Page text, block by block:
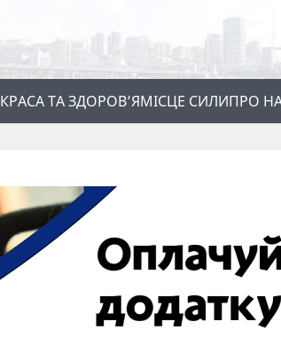
КРАСА ТА ЗДОРОВ’ЯМІСЦЕ СИЛИПРО